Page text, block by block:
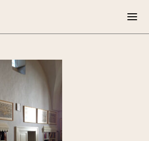
de Lagarda
Lavori
speciali
su Tela